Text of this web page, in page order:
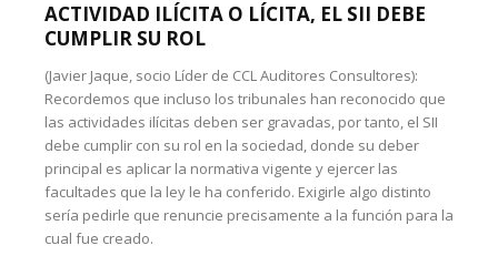
ACTIVIDAD ILÍCITA O LÍCITA, EL SII DEBE
CUMPLIR SU ROL
(Javier Jaque, socio Líder de CCL Auditores Consultores):
Recordemos que incluso los tribunales han reconocido que
las actividades ilícitas deben ser gravadas, por tanto, el SII
debe cumplir con su rol en la sociedad, donde su deber
principal es aplicar la normativa vigente y ejercer las
facultades que la ley le ha conferido. Exigirle algo distinto
sería pedirle que renuncie precisamente a la función para la
cual fue creado.